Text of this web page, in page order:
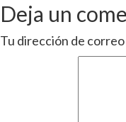
Deja un
Tu dirección de